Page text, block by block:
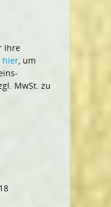
Ihre
hier, um
MwSt. zu